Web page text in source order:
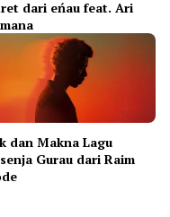
dari eńau feat. Ari
dan Makna Lagu
Gurau dari Raim